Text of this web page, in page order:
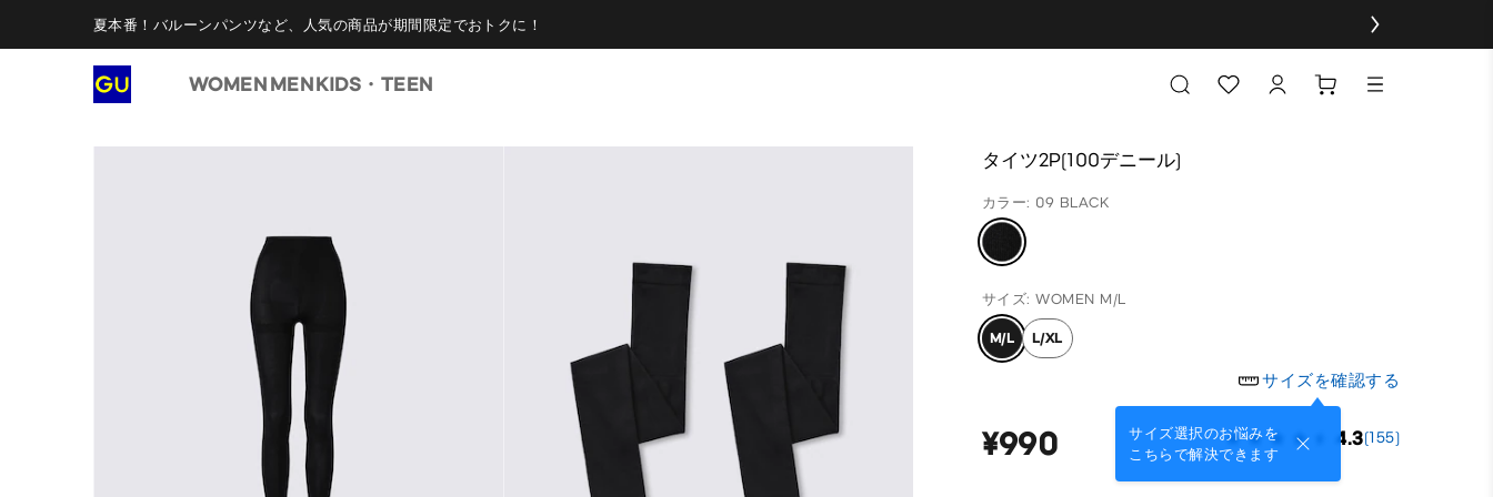
夏本番！バルーンパンツなど、人気の商品が期間限定でおトクに！
WOMEN MENKIDS・TEEN
タイツ2P(100デニール)
カラー: 09 BLACK
サイズ: WOMEN M/L
M/L L/XL
サイズを確認する
サイズ選択のお悩みを
こちらで解決できます
¥990 4.3(155)